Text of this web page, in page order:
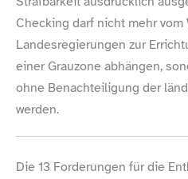
Checking darf nicht mehr vom
Landesregierungen zur
einer Grauzone abhängen,
ohne Benachteiligung der
werden.
Die 13 Forderungen für die